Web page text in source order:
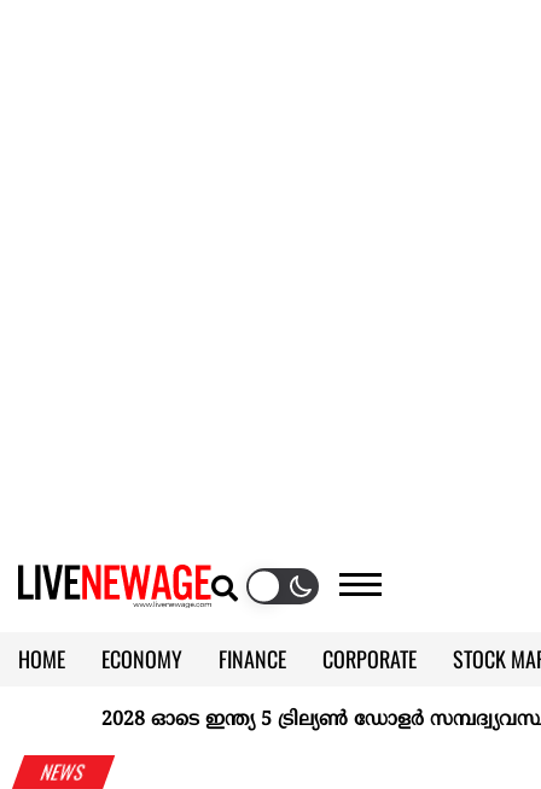
HOME ECONOMY FINANCE CORPORATE
STOCK
KERALA @70
2028 ഓടെ ഇന്ത്യ 5 ട്രില്യണ്‍ ഡോളര്‍
NEWS